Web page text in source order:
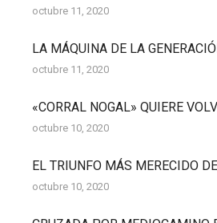
octubre 11, 2020
LA MÁQUINA DE LA
octubre 11, 2020
«CORRAL NOGAL» QUIERE
octubre 10, 2020
EL TRIUNFO MÁS MERECIDO
octubre 10, 2020